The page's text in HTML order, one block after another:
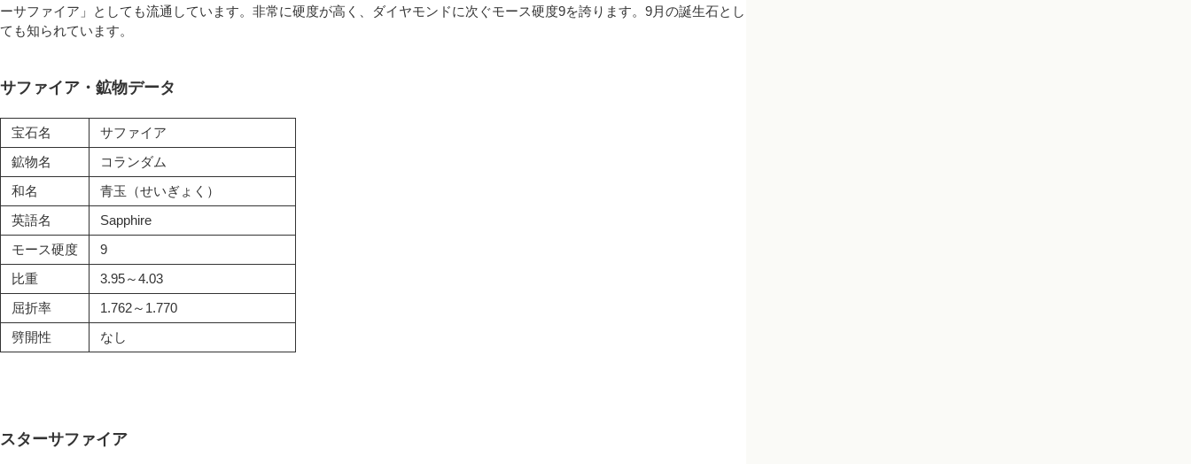
ーサファイア」としても流通しています。非常に硬度が高く、ダイヤモンドに次ぐモース硬度9を誇ります。9月の誕生石とし
ても知られています。
サファイア・鉱物データ
宝石名
サファイア
鉱物名
コランダム
和名
青玉（せいぎょく）
英語名
Sapphire
モース硬度
9
比重
3.95～4.03
屈折率
1.762～1.770
劈開性
なし
スターサファイア